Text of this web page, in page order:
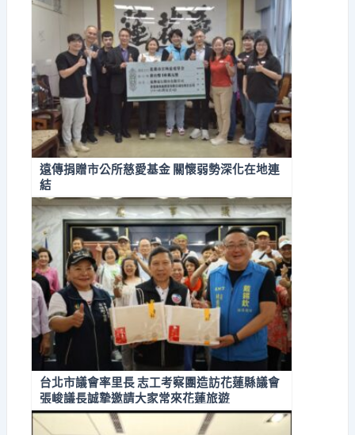
遠傳捐贈市公所慈愛基金 關懷弱勢深化在地連
結
台北市議會率里長 志工考察團造訪花蓮縣議會
張峻議長誠摯邀請大家常來花蓮旅遊